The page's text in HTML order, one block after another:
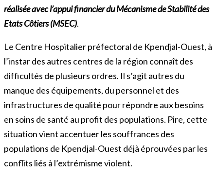
réalisée avec l’appui financier du Mécanisme de Stabilité des
Etats Côtiers (MSEC).
Le Centre Hospitalier préfectoral de Kpendjal-Ouest, à
l’instar des autres centres de la région connaît des
difficultés de plusieurs ordres. Il s’agit autres du
manque des équipements, du personnel et des
infrastructures de qualité pour répondre aux besoins
en soins de santé au profit des populations. Pire, cette
situation vient accentuer les souffrances des
populations de Kpendjal-Ouest déjà éprouvées par les
conflits liés à l’extrémisme violent.